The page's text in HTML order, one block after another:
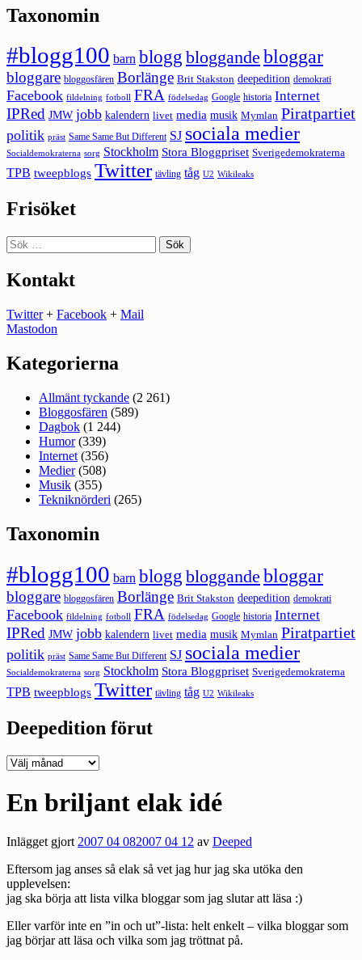
Taxonomin
#blogg100 barn blogg bloggande bloggar
bloggare bloggosfären Borlänge Brit Stakston deepedition demokrati
Facebook fildelning fotboll FRA födelsedag Google historia Internet
IPRed JMW jobb kalendern livet media musik Mymlan Piratpartiet
politik präst Same Same But Different SJ sociala medier
Socialdemokraterna sorg Stockholm Stora Bloggpriset Sverigedemokraterna
TPB tweepblogs Twitter tävling tåg U2 Wikileaks
Frisöket
Sök
efter:
Kontakt
Twitter+ Facebook + Mail
Mastodon
Kategorierna
Allmänt tyckande (2 261)
Bloggosfären (589)
Dagbok (1 244)
Humor(339)
Internet (356)
Medier(508)
Musik (355)
Tekniknörderi (265)
Taxonomin
#blogg100 barn blogg bloggande bloggar
bloggare bloggosfären Borlänge Brit Stakston deepedition demokrati
Facebook fildelning fotboll FRA födelsedag Google historia Internet
IPRed JMW jobb kalendern livet media musik Mymlan Piratpartiet
politik präst Same Same But Different SJ sociala medier
Socialdemokraterna sorg Stockholm Stora Bloggpriset Sverigedemokraterna
TPB tweepblogs Twitter tävling tåg U2 Wikileaks
Deepedition förut
Deepedition
En briljant elak idé
Inlägget gjort2007 04 082007 04 12 av Deeped
Eftersom jag anses så elak så vet jag hur jag ska utöka den
upplevelsen:
jag ska börja att lista vilka bloggar som jag slutar att läsa :)
Eller varför inte en ”in och ut”-lista: helt enkelt – vilka bloggar som
jag börjar att läsa och vilka som jag tröttnat på.